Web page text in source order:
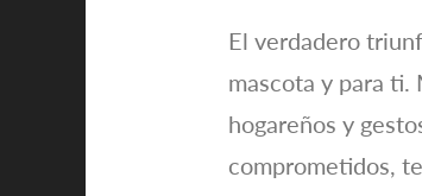
El verdadero
mascota y para ti.
hogareños y
comprometidos,